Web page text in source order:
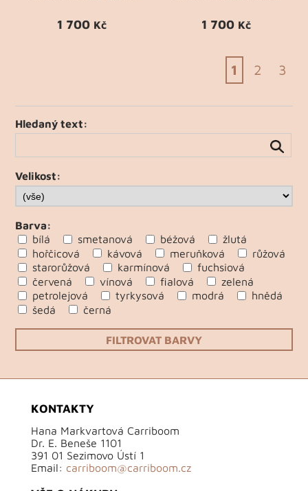
1 700 Kč 1 700 Kč
1 2 3
Hledaný text:
Velikost:
Barva:
bílá
smetanová béžová
žlutá
hořčicová
kávová meruňková
růžová
starorůžová
karmínová
fuchsiová
červená
vínová fialová
zelená
petrolejová
tyrkysová modrá
hnědá
šedá
černá
FILTROVAT BARVY
KONTAKTY
Hana Markvartová Carriboom
Dr. E. Beneše 1101
391 01 Sezimovo Ústí 1
Email: carriboom@carriboom.cz